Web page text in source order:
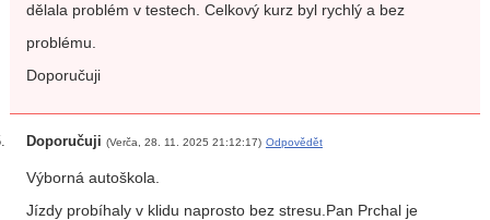
dělala problém v testech. Celkový kurz byl rychlý a bez
problému.
Doporučuji
Doporučuji (Verča, 28. 11. 2025 21:12:17) Odpovědět
Výborná autoškola.
Jízdy probíhaly v klidu naprosto bez stresu.Pan Prchal je